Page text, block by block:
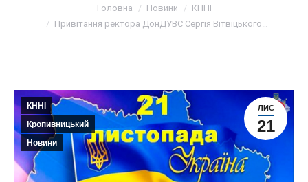
Головна Новини
КННІ
Привітання ректора ДонДУВС Сергія Вітвіцького…
ЛИС
21
КННІ
Кропивницький
Новини